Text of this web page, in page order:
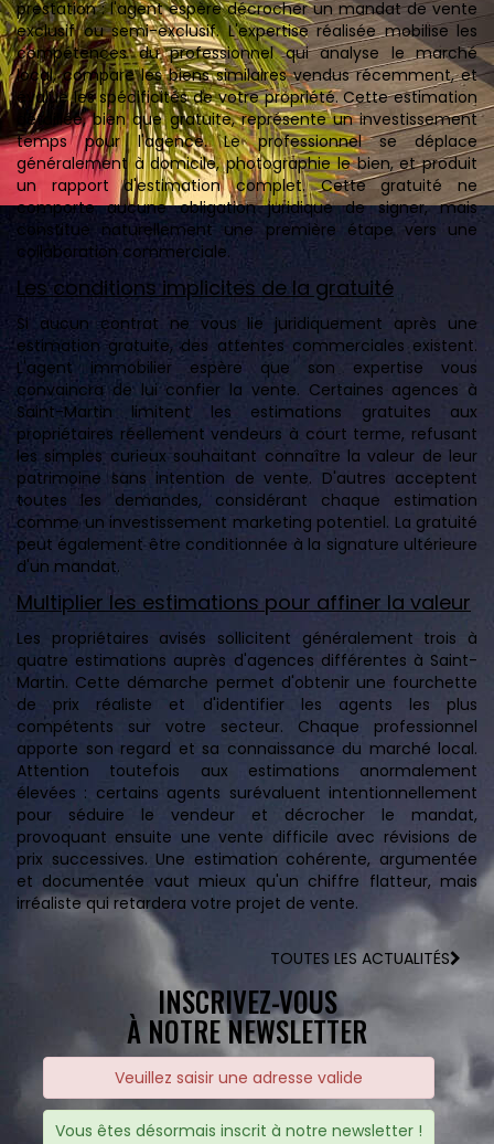
prestation : l'agent espère décrocher un mandat de vente
exclusif ou semi-exclusif. L'expertise réalisée mobilise les
compétences du professionnel qui analyse le marché
local, compare les biens similaires vendus récemment, et
évalue les spécificités de votre propriété. Cette estimation
détaillée, bien que gratuite, représente un investissement
temps pour l'agence. Le professionnel se déplace
généralement à domicile, photographie le bien, et produit
un rapport d'estimation complet. Cette gratuité ne
comporte aucune obligation juridique de signer, mais
constitue naturellement une première étape vers une
collaboration commerciale.
Les conditions implicites de la gratuité
Si aucun contrat ne vous lie juridiquement après une
estimation gratuite, des attentes commerciales existent.
L'agent immobilier espère que son expertise vous
convaincra de lui confier la vente. Certaines agences à
Saint-Martin limitent les estimations gratuites aux
propriétaires réellement vendeurs à court terme, refusant
les simples curieux souhaitant connaître la valeur de leur
patrimoine sans intention de vente. D'autres acceptent
toutes les demandes, considérant chaque estimation
comme un investissement marketing potentiel. La gratuité
peut également être conditionnée à la signature ultérieure
d'un mandat.
Multiplier les estimations pour affiner la valeur
Les propriétaires avisés sollicitent généralement trois à
quatre estimations auprès d'agences différentes à Saint-
Martin. Cette démarche permet d'obtenir une fourchette
de prix réaliste et d'identifier les agents les plus
compétents sur votre secteur. Chaque professionnel
apporte son regard et sa connaissance du marché local.
Attention toutefois aux estimations anormalement
élevées : certains agents surévaluent intentionnellement
pour séduire le vendeur et décrocher le mandat,
provoquant ensuite une vente difficile avec révisions de
prix successives. Une estimation cohérente, argumentée
et documentée vaut mieux qu'un chiffre flatteur, mais
irréaliste qui retardera votre projet de vente.
TOUTES LES ACTUALITÉS
INSCRIVEZ-VOUS
À NOTRE NEWSLETTER
Veuillez saisir une adresse valide
Vous êtes désormais inscrit à notre newsletter !